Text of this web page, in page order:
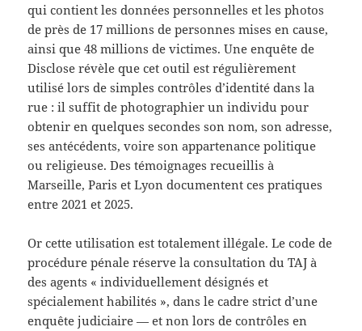
qui contient les données personnelles et les photos
de près de 17 millions de personnes mises en cause,
ainsi que 48 millions de victimes. Une enquête de
Disclose révèle que cet outil est régulièrement
utilisé lors de simples contrôles d’identité dans la
rue : il suffit de photographier un individu pour
obtenir en quelques secondes son nom, son adresse,
ses antécédents, voire son appartenance politique
ou religieuse. Des témoignages recueillis à
Marseille, Paris et Lyon documentent ces pratiques
entre 2021 et 2025.
Or cette utilisation est totalement illégale. Le code de
procédure pénale réserve la consultation du TAJ à
des agents « individuellement désignés et
spécialement habilités », dans le cadre strict d’une
enquête judiciaire — et non lors de contrôles en